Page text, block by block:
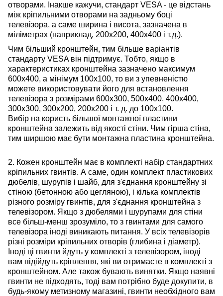
отворами. Інакше кажучи, стандарт VESA - це відстань
між кріпильними отворами на задньому боці
телевізора, а саме ширина і висота, зазначена в
міліметрах (наприклад, 200х200, 400х400 і т.д.).
Чим більший кронштейн, тим більше варіантів
стандарту VESA він підтримує. Тобто, якщо в
характеристиках кронштейна зазначено максимум
600х400, а мінімум 100х100, то ви з упевненістю
можете використовувати його для встановлення
телевізора з розмірами 600х300, 500х400, 400х400,
300х300, 300х200, 200х200 і т. д. до 100х100.
Вибір на користь більшої монтажної пластини
кронштейна залежить від якості стіни. Чим гірша стіна,
тим ширшою має бути монтажна пластина кронштейна.
2. Кожен кронштейн має в комплекті набір стандартних
кріпильних гвинтів. А саме, один комплект пластикових
дюбелів, шурупів і шайб, для з'єднання кронштейну зі
стіною (бетонною або цегляною), і кілька комплектів
різного розміру гвинтів, для з'єднання кронштейна з
телевізором. Якщо з дюбелями і шурупами для стіни
все більш-менш зрозуміло, то з гвинтами для самого
телевізора іноді виникають питання. У всіх телевізорів
різні розміри кріпильних отворів (глибина і діаметр).
Іноді ці гвинти йдуть у комплекті з телевізором, іноді
вам підійдуть кріплення, які ви отримаєте в комплекті з
кронштейном. Але також бувають винятки. Якщо наявні
гвинти не підходять, тоді вам потрібно буде докупити, в
будь-якому метизному магазині, гвинти необхідного вам